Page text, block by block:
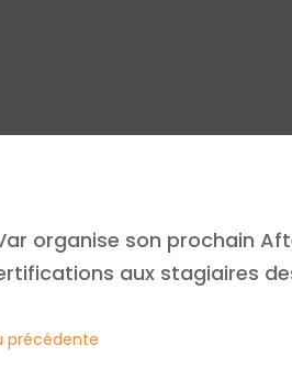
organise son prochain
aux stagiaires
précédente